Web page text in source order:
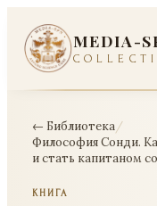
MEDIA-
← Библиотека/
Философия Сонди.
и стать капитаном
КНИГА